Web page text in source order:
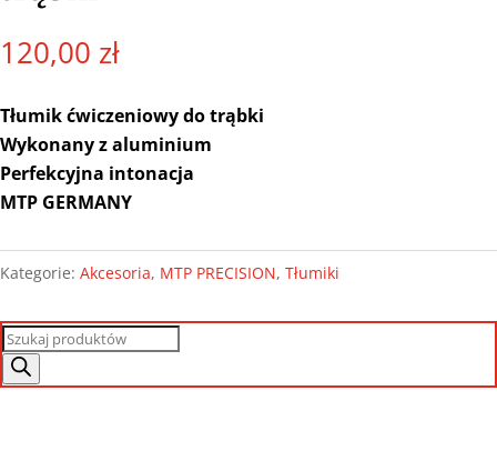
120,00 zł
Tłumik ćwiczeniowy do trąbki
Wykonany z aluminium
Perfekcyjna intonacja
MTP GERMANY
Kategorie: Akcesoria, MTP PRECISION, Tłumiki
Wyszukiwarka
produktów